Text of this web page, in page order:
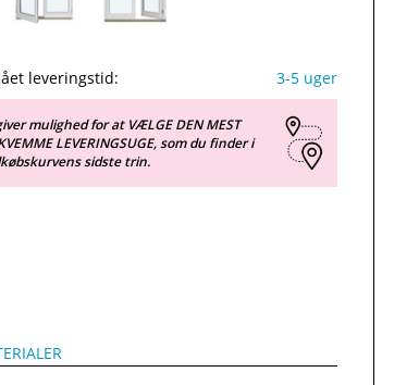
leveringstid: 3-5 uger
mulighed for at VÆLGE DEN MEST
LEVERINGSUGE, som du finder i
sidste trin.